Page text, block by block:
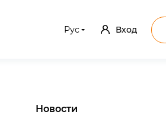
Рус Вход
Новости